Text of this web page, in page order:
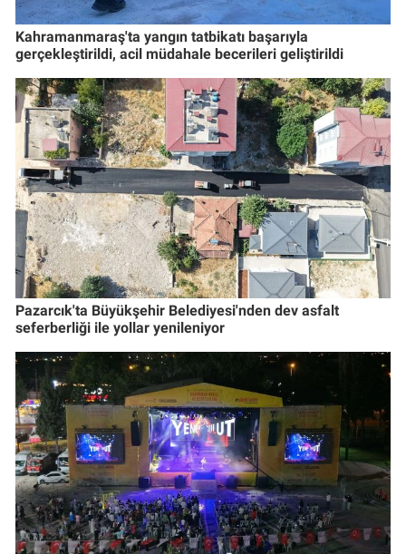
Kahramanmaraş'ta yangın tatbikatı başarıyla
gerçekleştirildi, acil müdahale becerileri geliştirildi
Pazarcık'ta Büyükşehir Belediyesi'nden dev asfalt
seferberliği ile yollar yenileniyor